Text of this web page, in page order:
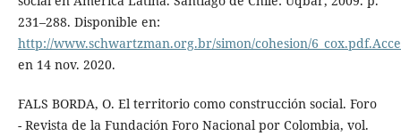
231–288. Disponible en:
http://www.schwartzman.org.br/simon/cohesion/
en 14 nov. 2020.
FALS BORDA, O. El territorio como construcción social. Foro
- Revista de la Fundación Foro Nacional por Colombia, vol.